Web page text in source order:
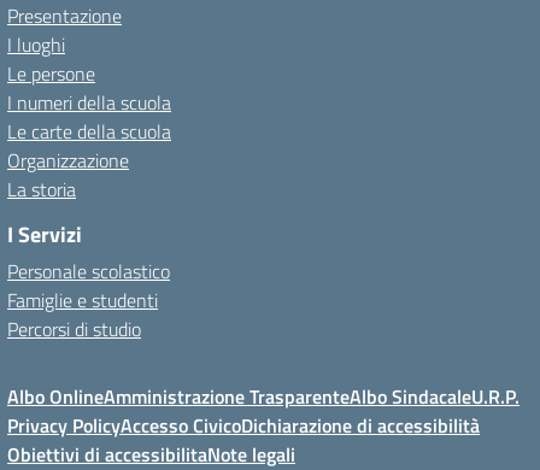
Presentazione
I luoghi
Le persone
I numeri della scuola
Le carte della scuola
Organizzazione
La storia
I Servizi
Personale scolastico
Famiglie e studenti
Percorsi di studio
Albo OnlineAmministrazione TrasparenteAlbo SindacaleU.R.P.
Privacy PolicyAccesso CivicoDichiarazione di accessibilità
Obiettivi di accessibilitaNote legali